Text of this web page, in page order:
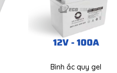
Bình ắc quy gel